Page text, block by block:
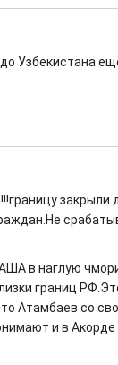
Узбекистана
закрыли
в наглую
границ
Атамбаев со
и в